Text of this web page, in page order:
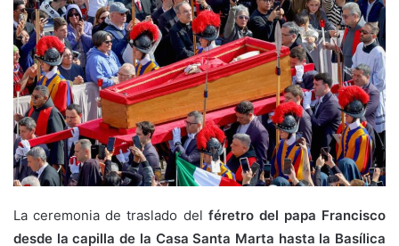
La ceremonia de traslado del féretro del papa Francisco
desde la capilla de la Casa Santa Marta hasta la Basílica